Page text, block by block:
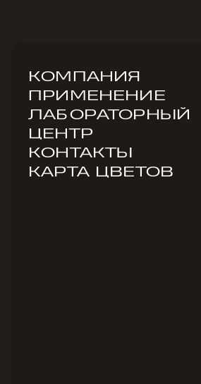
КОМПАНИЯ
ПРИМЕНЕНИЕ
ЛАБОРАТОРНЫЙ
ЦЕНТР
КОНТАКТЫ
КАРТА ЦВЕТОВ